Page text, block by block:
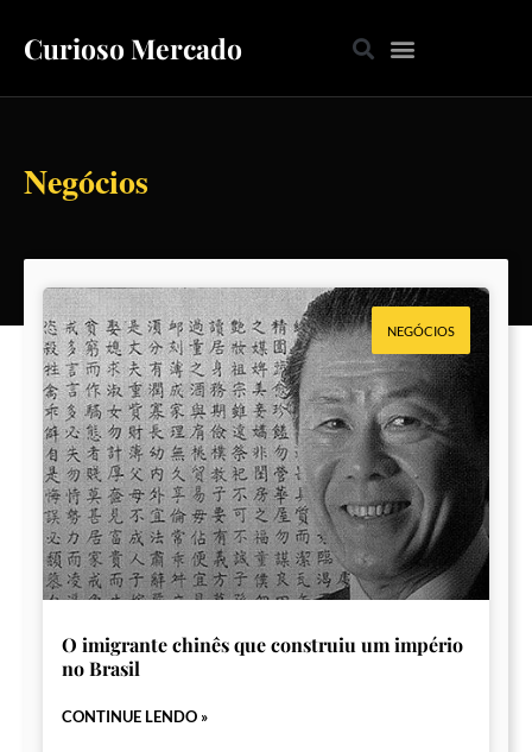
Curioso Mercado
Negócios
NEGÓCIOS
O imigrante chinês que construiu um império
no Brasil
CONTINUE LENDO »